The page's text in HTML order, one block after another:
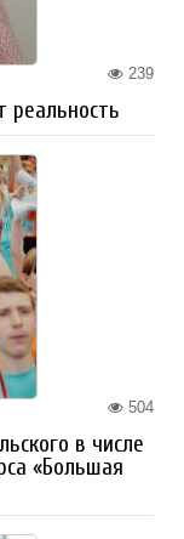
239
реальность
504
в числе
«Большая